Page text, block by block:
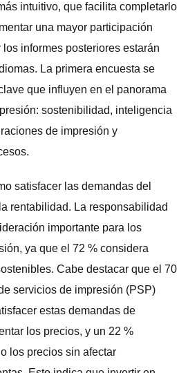
intuitivo, que facilita completarlo
una mayor participación
informes posteriores estarán
La primera encuesta se
que influyen en el panorama
sostenibilidad, inteligencia
de impresión y
satisfacer las demandas del
rentabilidad. La responsabilidad
importante para los
ya que el 72 % considera
Cabe destacar que el 70
servicios de impresión (PSP)
estas demandas de
los precios, y un 22 %
los precios sin afectar